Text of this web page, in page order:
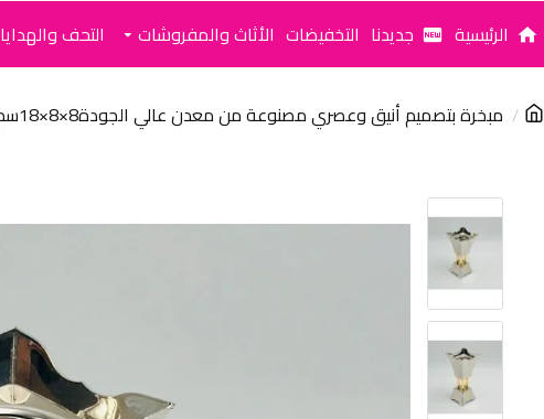
الرئيسية جديدنا التخفيضات الأثاث والمفروشات التحف والهدايا
مبخرة بتصميم أنيق وعصري مصنوعة من معدن عالي الجودة8×8×18سم